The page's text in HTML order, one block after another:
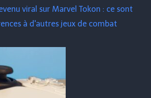
viral sur Marvel Tokon : ce sont
à d'autres jeux de combat